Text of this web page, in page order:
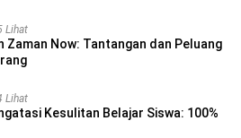
Lihat
Zaman Now: Tantangan dan Peluang
Lihat
Kesulitan Belajar Siswa: 100%